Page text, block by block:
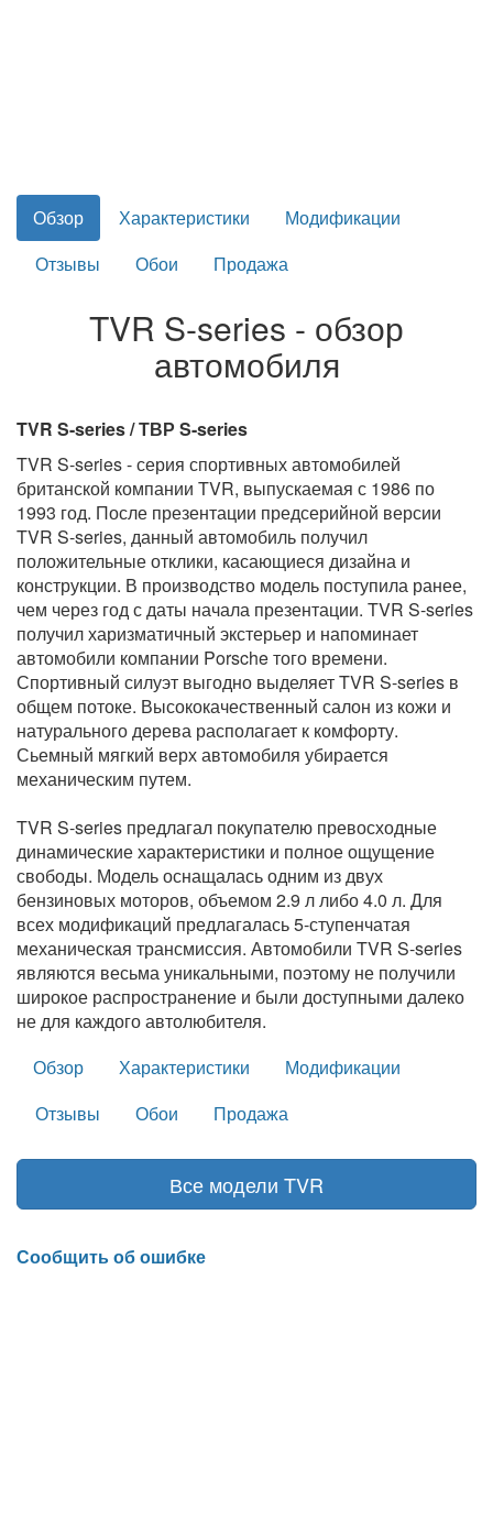
Обзор Характеристики
Модификации
Отзывы
Обои Продажа
TVR S-series - обзор
автомобиля
TVR S-series / ТВР S-series
TVR S-series - серия спортивных автомобилей
британской компании TVR, выпускаемая с 1986 по
1993 год. После презентации предсерийной версии
TVR S-series, данный автомобиль получил
положительные отклики, касающиеся дизайна и
конструкции. В производство модель поступила ранее,
чем через год с даты начала презентации. TVR S-series
получил харизматичный экстерьер и напоминает
автомобили компании Porsche того времени.
Спортивный силуэт выгодно выделяет TVR S-series в
общем потоке. Высококачественный салон из кожи и
натурального дерева располагает к комфорту.
Сьемный мягкий верх автомобиля убирается
механическим путем.
TVR S-series предлагал покупателю превосходные
динамические характеристики и полное ощущение
свободы. Модель оснащалась одним из двух
бензиновых моторов, объемом 2.9 л либо 4.0 л. Для
всех модификаций предлагалась 5-ступенчатая
механическая трансмиссия. Автомобили TVR S-series
являются весьма уникальными, поэтому не получили
широкое распространение и были доступными далеко
не для каждого автолюбителя.
Обзор
Характеристики
Модификации
Отзывы
Обои Продажа
Все модели TVR
Сообщить об ошибке